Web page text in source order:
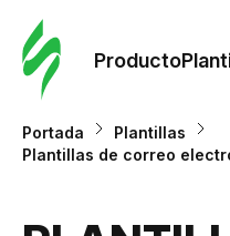
Producto
Portada
Plantillas
Plantillas de correo